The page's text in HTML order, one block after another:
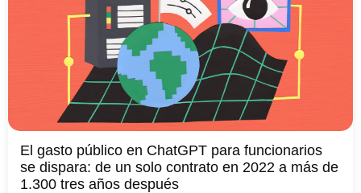
El gasto público en ChatGPT para funcionarios
se dispara: de un solo contrato en 2022 a más de
1.300 tres años después